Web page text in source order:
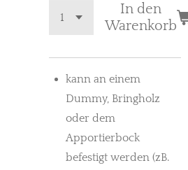
In den
Warenkorb
kann an einem
Dummy, Bringholz
oder dem
Apportierbock
befestigt werden (zB.